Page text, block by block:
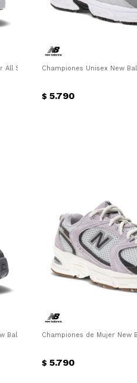
All Star Hi Animal Junior Converse -
Championes Unisex New
$ 5.790
Balance - Gris Metalizado
Championes de Mujer New
$ 5.790